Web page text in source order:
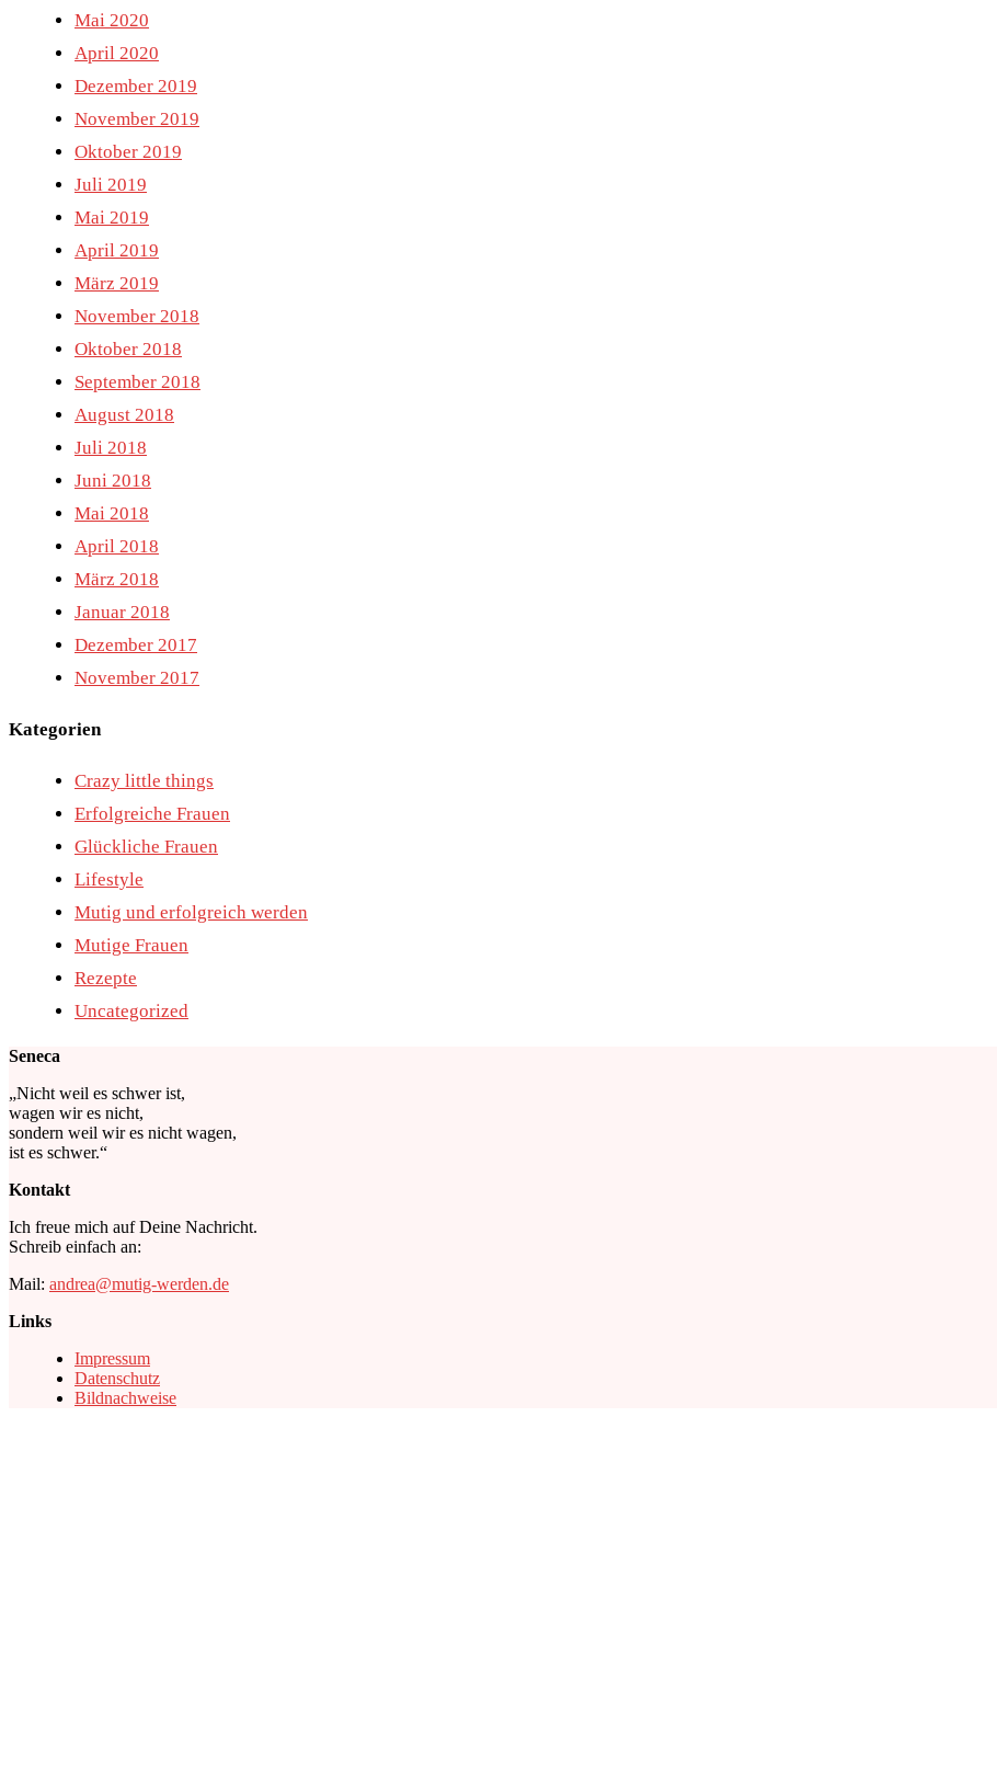
Mai 2020
April 2020
Dezember 2019
November 2019
Oktober 2019
Juli 2019
Mai 2019
April 2019
März 2019
November 2018
Oktober 2018
September 2018
August 2018
Juli 2018
Juni 2018
Mai 2018
April 2018
März 2018
Januar 2018
Dezember 2017
November 2017
Kategorien
Crazy little things
Erfolgreiche Frauen
Glückliche Frauen
Lifestyle
Mutig und erfolgreich werden
Mutige Frauen
Rezepte
Uncategorized
Seneca
„Nicht weil es schwer ist,
wagen wir es nicht,
sondern weil wir es nicht wagen,
ist es schwer.“
Kontakt
Ich freue mich auf Deine Nachricht.
Schreib einfach an:
Mail: andrea@mutig-werden.de
Links
Impressum
Datenschutz
Bildnachweise